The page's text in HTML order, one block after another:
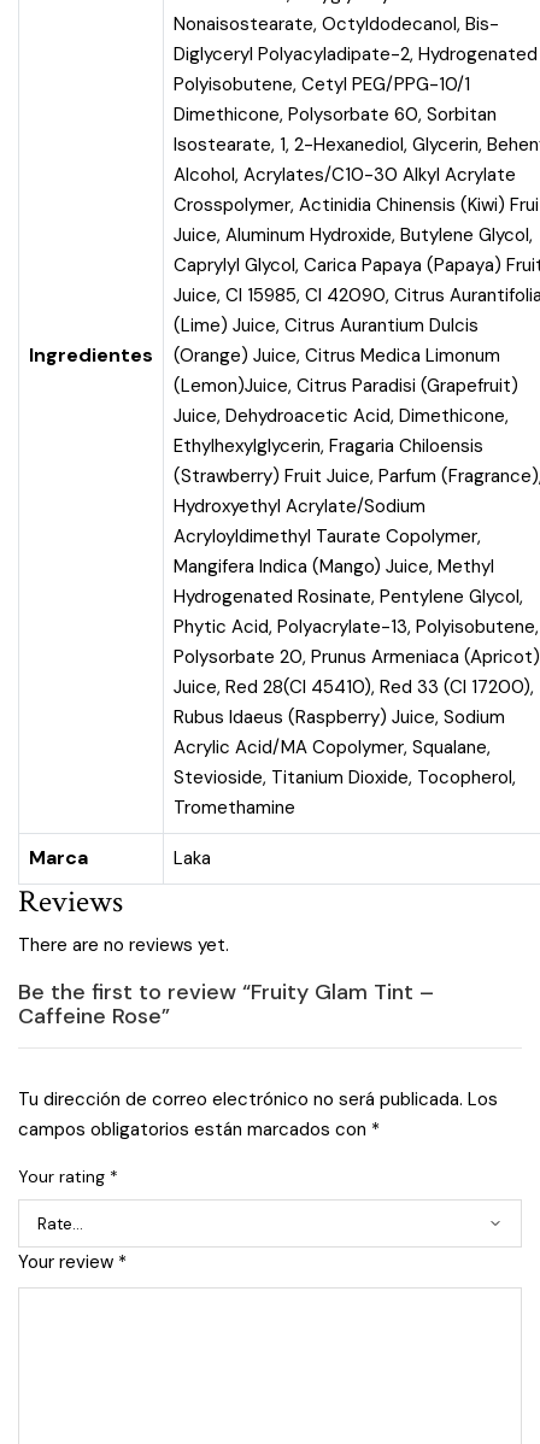
Ingredientes
Nonaisostearate, Octyldodecanol, Bis-
Diglyceryl Polyacyladipate-2, Hydrogenated
Polyisobutene, Cetyl PEG/PPG-10/1
Dimethicone, Polysorbate 60, Sorbitan
Isostearate, 1, 2-Hexanediol, Glycerin,
Alcohol, Acrylates/C10-30 Alkyl Acrylate
Crosspolymer, Actinidia Chinensis (Kiwi)
Juice, Aluminum Hydroxide, Butylene Glycol,
Caprylyl Glycol, Carica Papaya (Papaya)
Juice, CI 15985, CI 42090, Citrus
(Lime) Juice, Citrus Aurantium Dulcis
(Orange) Juice, Citrus Medica Limonum
(Lemon)Juice, Citrus Paradisi (Grapefruit)
Juice, Dehydroacetic Acid, Dimethicone,
Ethylhexylglycerin, Fragaria Chiloensis
(Strawberry) Fruit Juice, Parfum
Hydroxyethyl Acrylate/Sodium
Acryloyldimethyl Taurate Copolymer,
Mangifera Indica (Mango) Juice, Methyl
Hydrogenated Rosinate, Pentylene Glycol,
Phytic Acid, Polyacrylate-13, Polyisobutene,
Polysorbate 20, Prunus Armeniaca (Apricot)
Juice, Red 28(CI 45410), Red 33 (CI 17200),
Rubus Idaeus (Raspberry) Juice, Sodium
Acrylic Acid/MA Copolymer, Squalane,
Stevioside, Titanium Dioxide, Tocopherol,
Tromethamine
Marca Laka
Reviews
There are no reviews yet.
Be the first to review “Fruity Glam Tint –
Caffeine Rose”
Tu dirección de correo electrónico no será publicada. Los
campos obligatorios están marcados con *
Your rating *
Your review *